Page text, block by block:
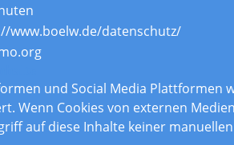
www.boelw.de/datenschutz/
und Social Media Plattformen
Wenn Cookies von externen
auf diese Inhalte keiner